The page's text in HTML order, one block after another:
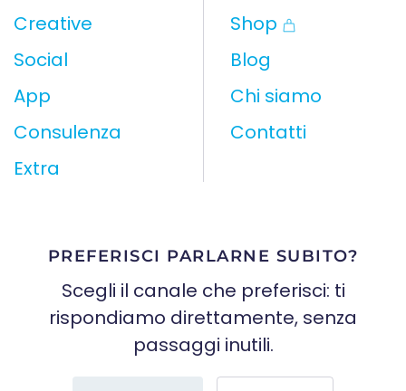
Creative
Social
App
Consulenza
Extra
Shop
Blog
Chi siamo
Contatti
PREFERISCI PARLARNE SUBITO?
Scegli il canale che preferisci: ti
rispondiamo direttamente, senza
passaggi inutili.